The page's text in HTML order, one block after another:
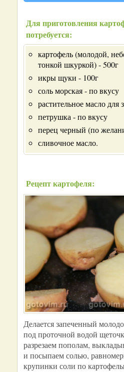
Для приготовления
потребуется:
картофель (молодой,
тонкой шкуркой) - 500г
икры щуки - 100г
соль морская - по вкусу
растительное масло для
петрушка - по вкусу
перец черный (по
сливочное масло.
Рецепт картофеля:
Делается запеченный
под проточной водой
разрезаем пополам,
и посыпаем солью,
крупинки соли по